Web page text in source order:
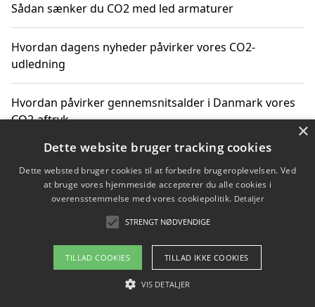
Sådan sænker du CO2 med led armaturer
Hvordan dagens nyheder påvirker vores CO2-
udledning
Hvordan påvirker gennemsnitsalder i Danmark vores
CO2-aftryk
Hvordan nyheder om CO2-udledning påvirker vores
hverdag
Om / kontakt
Blog Betingelser
×
Dette website bruger tracking cookies
Dette websted bruger cookies til at forbedre brugeroplevelsen. Ved
at bruge vores hjemmeside accepterer du alle cookies i
overensstemmelse med vores cookiepolitik. Detaljer
STRENGT NØDVENDIGE
TILLAD COOKIES TILLAD IKKE COOKIES
VIS DETALJER